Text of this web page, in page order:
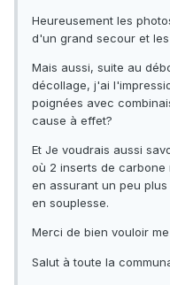
Heureusement les
d'un grand secour et
Mais aussi, suite au
décollage, j'ai
poignées avec
cause à effet?
Et Je voudrais aussi
où 2 inserts de
en assurant un peu
en souplesse.
Merci de bien vouloir
Salut à toute la